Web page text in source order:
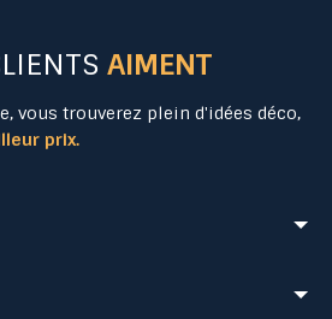
AIMENT
vous trouverez plein d'idées déco,
prix.